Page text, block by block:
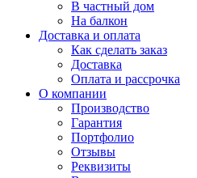
В частный дом
На балкон
Доставка и оплата
Как сделать заказ
Доставка
Оплата и рассрочка
О компании
Производство
Гарантия
Портфолио
Отзывы
Реквизиты